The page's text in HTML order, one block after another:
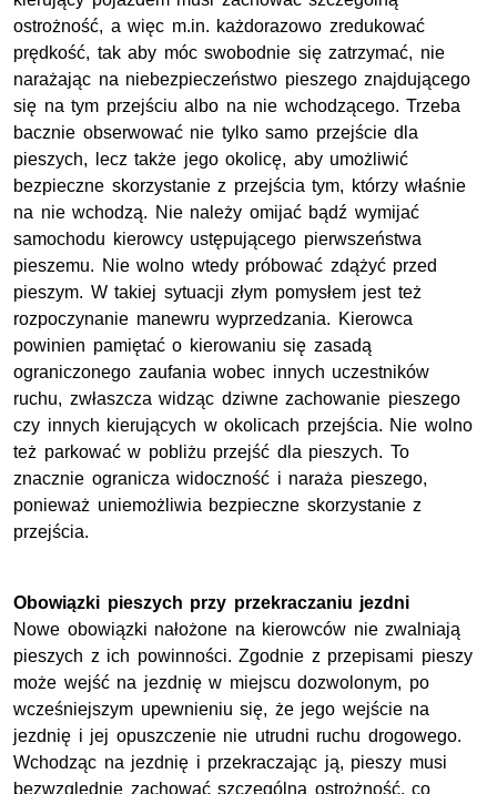
ostrożność, a więc m.in. każdorazowo zredukować
prędkość, tak aby móc swobodnie się zatrzymać, nie
narażając na niebezpieczeństwo pieszego znajdującego
się na tym przejściu albo na nie wchodzącego. Trzeba
bacznie obserwować nie tylko samo przejście dla
pieszych, lecz także jego okolicę, aby umożliwić
bezpieczne skorzystanie z przejścia tym, którzy właśnie
na nie wchodzą. Nie należy omijać bądź wymijać
samochodu kierowcy ustępującego pierwszeństwa
pieszemu. Nie wolno wtedy próbować zdążyć przed
pieszym. W takiej sytuacji złym pomysłem jest też
rozpoczynanie manewru wyprzedzania. Kierowca
powinien pamiętać o kierowaniu się zasadą
ograniczonego zaufania wobec innych uczestników
ruchu, zwłaszcza widząc dziwne zachowanie pieszego
czy innych kierujących w okolicach przejścia. Nie wolno
też parkować w pobliżu przejść dla pieszych. To
znacznie ogranicza widoczność i naraża pieszego,
ponieważ uniemożliwia bezpieczne skorzystanie z
przejścia.
Obowiązki pieszych przy przekraczaniu jezdni
Nowe obowiązki nałożone na kierowców nie zwalniają
pieszych z ich powinności. Zgodnie z przepisami pieszy
może wejść na jezdnię w miejscu dozwolonym, po
wcześniejszym upewnieniu się, że jego wejście na
jezdnię i jej opuszczenie nie utrudni ruchu drogowego.
Wchodząc na jezdnię i przekraczając ją, pieszy musi
bezwzględnie zachować szczególną ostrożność, co